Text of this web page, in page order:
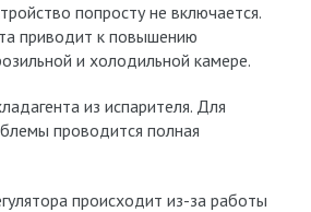
попросту не включается.
приводит к повышению
и холодильной камере.
из испарителя. Для
проводится полная
происходит из-за работы